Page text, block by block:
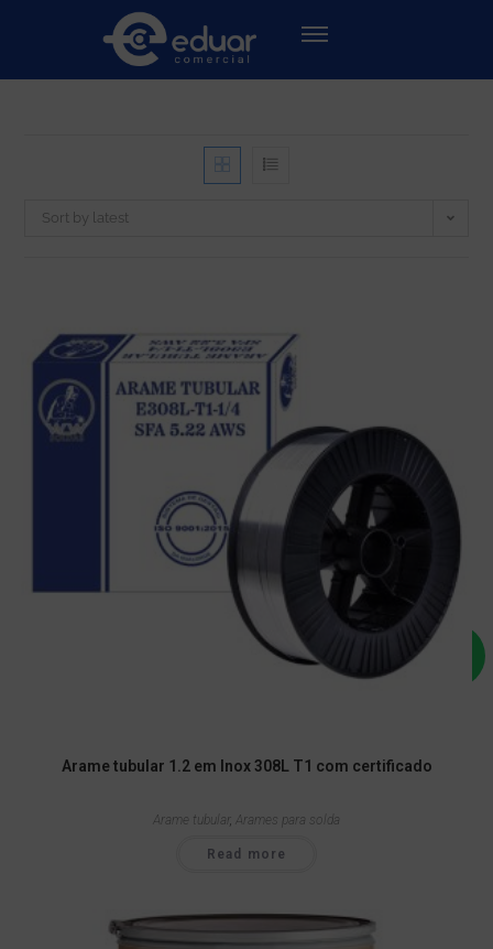
Sort by latest
Arame tubular 1.2 em Inox 308L T1 com certificado
Arame tubular, Arames para solda
Read more